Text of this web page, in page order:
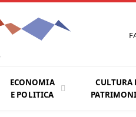
ECONOMIA
E POLITICA
CULTURA